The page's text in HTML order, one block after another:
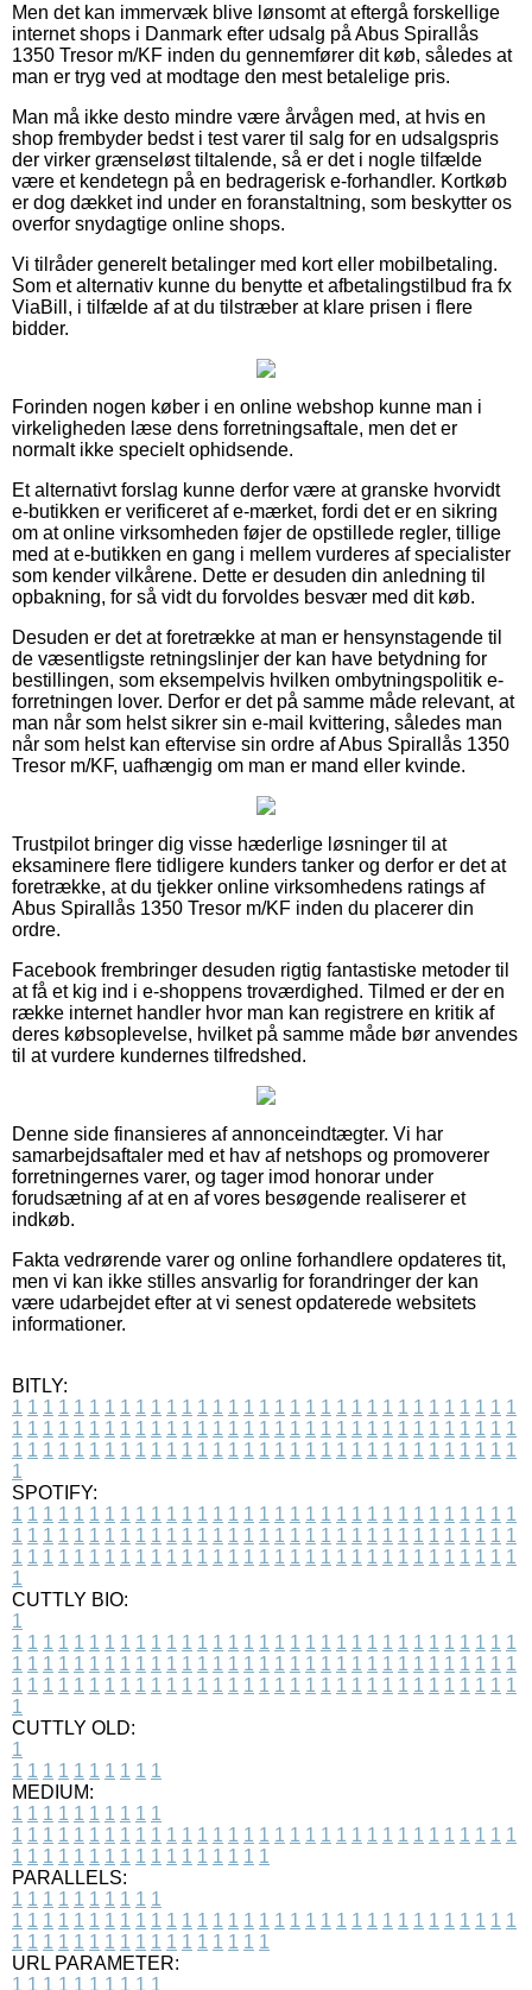
Men det kan immervæk blive lønsomt at eftergå forskellige
internet shops i Danmark efter udsalg på Abus Spirallås
1350 Tresor m/KF inden du gennemfører dit køb, således at
man er tryg ved at modtage den mest betalelige pris.
Man må ikke desto mindre være årvågen med, at hvis en
shop frembyder bedst i test varer til salg for en udsalgspris
der virker grænseløst tiltalende, så er det i nogle tilfælde
være et kendetegn på en bedragerisk e-forhandler. Kortkøb
er dog dækket ind under en foranstaltning, som beskytter os
overfor snydagtige online shops.
Vi tilråder generelt betalinger med kort eller mobilbetaling.
Som et alternativ kunne du benytte et afbetalingstilbud fra fx
ViaBill, i tilfælde af at du tilstræber at klare prisen i flere
bidder.
Forinden nogen køber i en online webshop kunne man i
virkeligheden læse dens forretningsaftale, men det er
normalt ikke specielt ophidsende.
Et alternativt forslag kunne derfor være at granske hvorvidt
e-butikken er verificeret af e-mærket, fordi det er en sikring
om at online virksomheden føjer de opstillede regler, tillige
med at e-butikken en gang i mellem vurderes af specialister
som kender vilkårene. Dette er desuden din anledning til
opbakning, for så vidt du forvoldes besvær med dit køb.
Desuden er det at foretrække at man er hensynstagende til
de væsentligste retningslinjer der kan have betydning for
bestillingen, som eksempelvis hvilken ombytningspolitik e-
forretningen lover. Derfor er det på samme måde relevant, at
man når som helst sikrer sin e-mail kvittering, således man
når som helst kan eftervise sin ordre af Abus Spirallås 1350
Tresor m/KF, uafhængig om man er mand eller kvinde.
Trustpilot bringer dig visse hæderlige løsninger til at
eksaminere flere tidligere kunders tanker og derfor er det at
foretrække, at du tjekker online virksomhedens ratings af
Abus Spirallås 1350 Tresor m/KF inden du placerer din
ordre.
Facebook frembringer desuden rigtig fantastiske metoder til
at få et kig ind i e-shoppens troværdighed. Tilmed er der en
række internet handler hvor man kan registrere en kritik af
deres købsoplevelse, hvilket på samme måde bør anvendes
til at vurdere kundernes tilfredshed.
Denne side finansieres af annonceindtægter. Vi har
samarbejdsaftaler med et hav af netshops og promoverer
forretningernes varer, og tager imod honorar under
forudsætning af at en af vores besøgende realiserer et
indkøb.
Fakta vedrørende varer og online forhandlere opdateres tit,
men vi kan ikke stilles ansvarlig for forandringer der kan
være udarbejdet efter at vi senest opdaterede websitets
informationer.
BITLY:
1 1 1 1 1 1 1 1 1 1 1 1 1 1 1 1 1 1 1 1 1 1 1 1 1 1 1 1 1 1 1 1 1
1 1 1 1 1 1 1 1 1 1 1 1 1 1 1 1 1 1 1 1 1 1 1 1 1 1 1 1 1 1 1 1 1
1 1 1 1 1 1 1 1 1 1 1 1 1 1 1 1 1 1 1 1 1 1 1 1 1 1 1 1 1 1 1 1 1
1
SPOTIFY:
1 1 1 1 1 1 1 1 1 1 1 1 1 1 1 1 1 1 1 1 1 1 1 1 1 1 1 1 1 1 1 1 1
1 1 1 1 1 1 1 1 1 1 1 1 1 1 1 1 1 1 1 1 1 1 1 1 1 1 1 1 1 1 1 1 1
1 1 1 1 1 1 1 1 1 1 1 1 1 1 1 1 1 1 1 1 1 1 1 1 1 1 1 1 1 1 1 1 1
1
CUTTLY BIO:
1
1 1 1 1 1 1 1 1 1 1 1 1 1 1 1 1 1 1 1 1 1 1 1 1 1 1 1 1 1 1 1 1 1
1 1 1 1 1 1 1 1 1 1 1 1 1 1 1 1 1 1 1 1 1 1 1 1 1 1 1 1 1 1 1 1 1
1 1 1 1 1 1 1 1 1 1 1 1 1 1 1 1 1 1 1 1 1 1 1 1 1 1 1 1 1 1 1 1 1
1
CUTTLY OLD:
1
1 1 1 1 1 1 1 1 1 1
MEDIUM:
1 1 1 1 1 1 1 1 1 1
1 1 1 1 1 1 1 1 1 1 1 1 1 1 1 1 1 1 1 1 1 1 1 1 1 1 1 1 1 1 1 1 1
1 1 1 1 1 1 1 1 1 1 1 1 1 1 1 1 1
PARALLELS:
1 1 1 1 1 1 1 1 1 1
1 1 1 1 1 1 1 1 1 1 1 1 1 1 1 1 1 1 1 1 1 1 1 1 1 1 1 1 1 1 1 1 1
1 1 1 1 1 1 1 1 1 1 1 1 1 1 1 1 1
URL PARAMETER:
1 1 1 1 1 1 1 1 1 1